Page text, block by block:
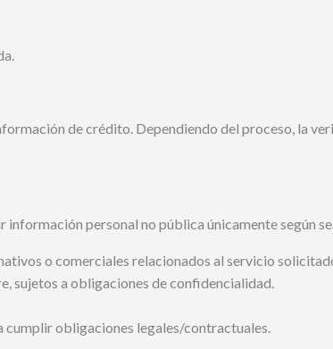
de crédito. Dependiendo del proceso, la
personal no pública únicamente según
o comerciales relacionados al servicio
sujetos a obligaciones de confidencialidad.
cumplir obligaciones legales/contractuales.